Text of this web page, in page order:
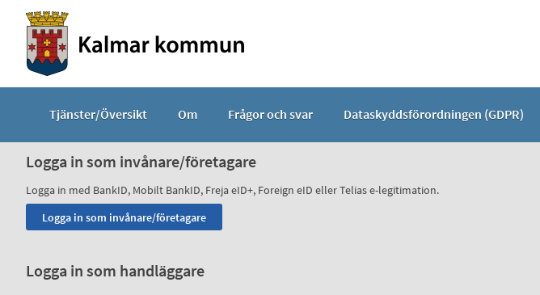
Välkommen
tjänster
kommun
Tjänster/Översikt Om Frågor och svar Dataskyddsförordningen (GDPR)
Logga in som invånare/företagare
Logga in med BankID, Mobilt BankID, Freja eID+, Foreign eID eller Telias e-legitimation.
Logga in som handläggare